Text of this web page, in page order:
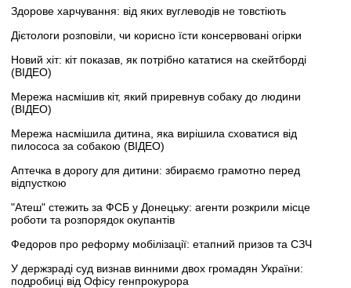
Здорове харчування: від яких вуглеводів не товстіють
Дієтологи розповіли, чи корисно їсти консервовані огірки
Новий хіт: кіт показав, як потрібно кататися на скейтборді
(ВІДЕО)
Мережа насмішив кіт, який приревнув собаку до людини
(ВІДЕО)
Мережа насмішила дитина, яка вирішила сховатися від
пилососа за собакою (ВІДЕО)
Аптечка в дорогу для дитини: збираємо грамотно перед
відпусткою
"Атеш" стежить за ФСБ у Донецьку: агенти розкрили місце
роботи та розпорядок окупантів
Федоров про реформу мобілізації: етапний призов та СЗЧ
У держзраді суд визнав винними двох громадян України:
подробиці від Офісу генпрокурора